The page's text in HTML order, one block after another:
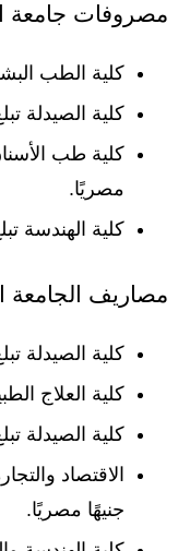
مصروفات جامعة
كلية الطب البشري تبلغ
كلية الصيدلة تبلغ 56,925 جنيهًا
مصريًا.
كلية الهندسة تبلغ 31,625 جنيهًا
مصاريف الجامعة
كلية الصيدلة تبلغ حوالي 98
كلية العلاج الطبيعي تبلغ 78
كلية الصيدلة تبلغ 98 ألف جنيهًا
جنيهًا مصريًا.